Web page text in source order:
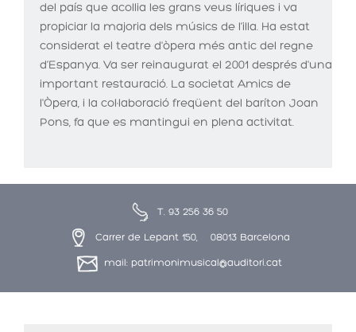
del país que acollia les grans veus líriques i va
propiciar la majoria dels músics de l’illa. Ha estat
considerat el teatre d'òpera més antic del regne
d’Espanya. Va ser reinaugurat el 2001 després d'una
important restauració. La societat Amics de
l'Òpera, i la col·laboració freqüent del baríton Joan
Pons, fa que es mantingui en plena activitat.
T. 93 256 36 50
Carrer de Lepant 150, 08013 Barcelona
mail: patrimonimusical@auditori.cat